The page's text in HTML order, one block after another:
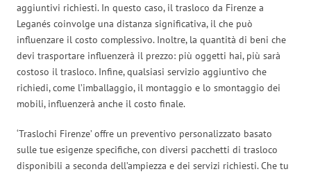
aggiuntivi richiesti. In questo caso, il trasloco da Firenze a
Leganés coinvolge una distanza significativa, il che può
influenzare il costo complessivo. Inoltre, la quantità di beni che
devi trasportare influenzerà il prezzo: più oggetti hai, più sarà
costoso il trasloco. Infine, qualsiasi servizio aggiuntivo che
richiedi, come l’imballaggio, il montaggio e lo smontaggio dei
mobili, influenzerà anche il costo finale.
‘Traslochi Firenze’ offre un preventivo personalizzato basato
sulle tue esigenze specifiche, con diversi pacchetti di trasloco
disponibili a seconda dell’ampiezza e dei servizi richiesti. Che tu